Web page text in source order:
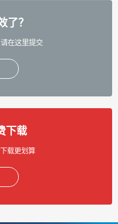
了？
在这里提交
下载
载更划算